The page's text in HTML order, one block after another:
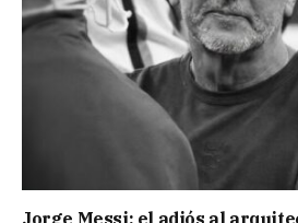
Jorge Messi: el adiós al